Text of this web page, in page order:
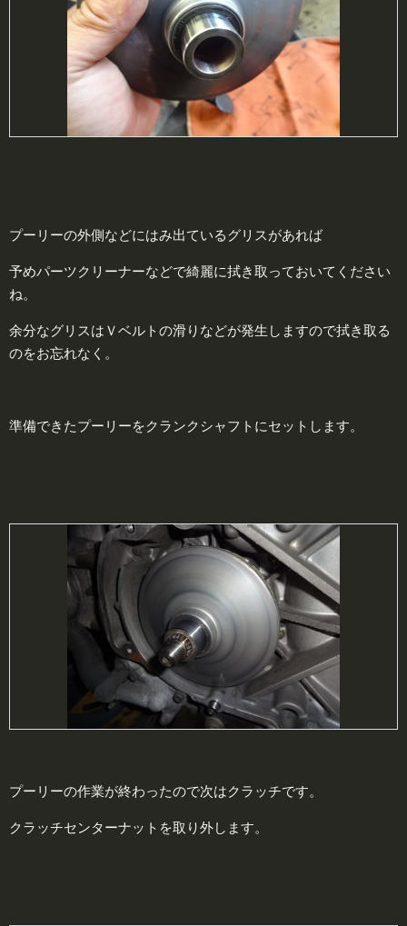
プーリーの外側などにはみ出ているグリスがあれば
予めパーツクリーナーなどで綺麗に拭き取っておいてください
ね。
余分なグリスはＶベルトの滑りなどが発生しますので拭き取る
のをお忘れなく。
準備できたプーリーをクランクシャフトにセットします。
プーリーの作業が終わったので次はクラッチです。
クラッチセンターナットを取り外します。